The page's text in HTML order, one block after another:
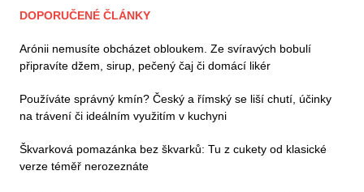
DOPORUČENÉ ČLÁNKY
Arónii nemusíte obcházet obloukem. Ze svíravých bobulí
připravíte džem, sirup, pečený čaj či domácí likér
Používáte správný kmín? Český a římský se liší chutí, účinky
na trávení či ideálním využitím v kuchyni
Škvarková pomazánka bez škvarků: Tu z cukety od klasické
verze téměř nerozeznáte